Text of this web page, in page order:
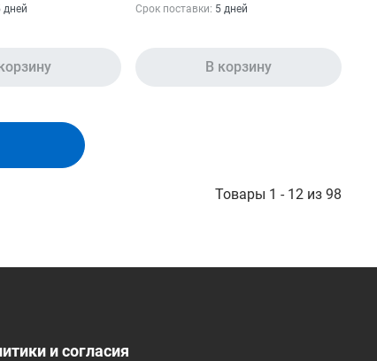
дней
Срок поставки: 5 дней
В корзину
Товары 1 - 12 из 98
и согласия